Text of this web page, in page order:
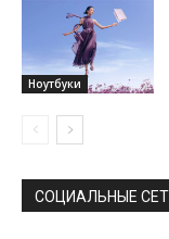
Ноутбуки
СОЦИАЛЬНЫЕ